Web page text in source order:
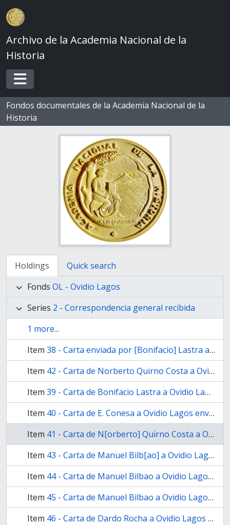
Skip to main content
Archivo de la Academia Nacional de la
Historia
Toggle navigation
Fondos documentales de la Academia Nacional de la
Historia
Holdings
Quick search
Fonds OL - Ovidio Lagos
Series 2 - Correspondencia general recibida
1 more...
Item 38 - Carta enviada por [Bonifacio] Lastra a Ovidio Lagos desde Buenos Aires en 18[7]2
Item 42 - Carta de Norberto Quirno Costa a Ovidio Lagos enviada desde Buenos Aires en 1870
Item 39 - Carta de Bonifacio Lastra a Ovidio Lagos enviada desde Buenos Aires en junio de 18[7]2
Item 40 - Carta de E. Conesa a Ovidio Lagos enviada desde Paraná en 1870
Item 41 - Carta de N[orberto] Quirno Costa a Ovidio Lagos enviada desde Buenos Aires en 1870
Item 43 - Carta de Manuel Bilb[ao] a Ovidio Lagos enviada desde Buenos Aires el 7 de julio de 1872.
Item 44 - Carta de Manuel Bilbao a Ovidio Lagos enviada desde Buenos Aires el 2[5] de abril de 1872
Item 45 - Carta de Manuel Bilbao a Ovidio Lagos enviada desde Buenos Aires el 8 de agosto de 1872
Item 46 - Carta de Dardo Rocha a Ovidio Lagos enviada desde Buenos Aires en agosto de 18[78]